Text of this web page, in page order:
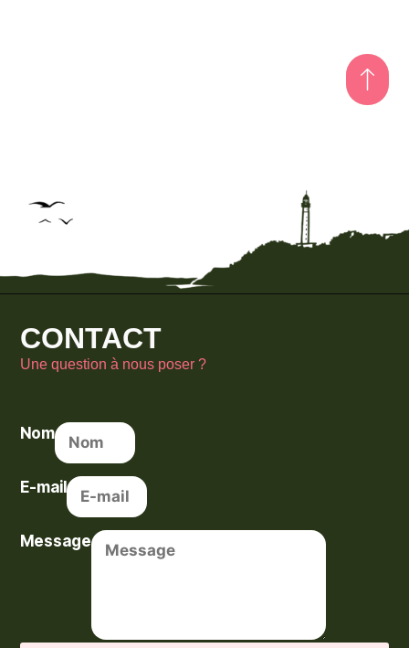
CONTACT
Une question à nous poser ?
Nom
E-mail
Message